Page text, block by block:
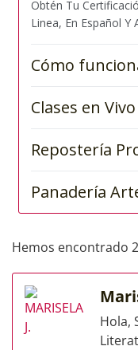
Hemos encontrado
Hola,